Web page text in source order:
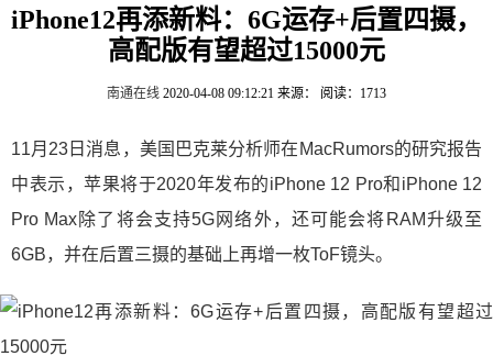
iPhone12再添新料：6G运存+后置四摄，
高配版有望超过15000元
南通在线 2020-04-08 09:12:21 来源： 阅读：1713
11月23日消息，美国巴克莱分析师在MacRumors的研究报告
中表示，苹果将于2020年发布的iPhone 12 Pro和iPhone 12
Pro Max除了将会支持5G网络外，还可能会将RAM升级至
6GB，并在后置三摄的基础上再增一枚ToF镜头。